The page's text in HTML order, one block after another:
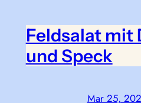
Feldsalat mit
und Speck
Mar 25,